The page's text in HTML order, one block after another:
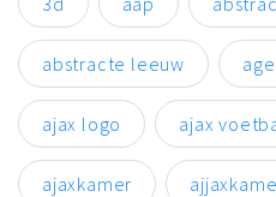
abstracte leeuw
ajax logo ajax
ajaxkamer